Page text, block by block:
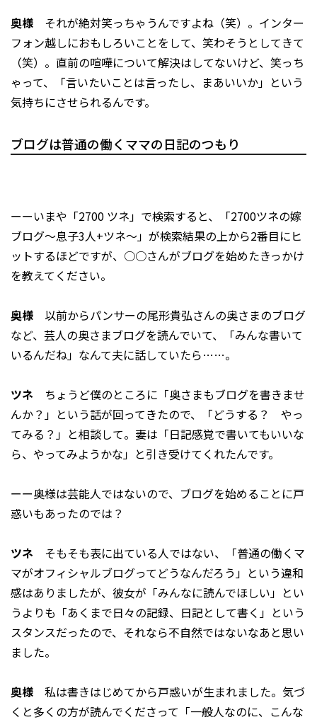
奥様 それが絶対笑っちゃうんですよね（笑）。インター
フォン越しにおもしろいことをして、笑わそうとしてきて
（笑）。直前の喧嘩について解決はしてないけど、笑っち
ゃって、「言いたいことは言ったし、まあいいか」という
気持ちにさせられるんです。
ブログは普通の働くママの日記のつもり
ーーいまや「2700 ツネ」で検索すると、「2700ツネの嫁
ブログ～息子3人+ツネ～」が検索結果の上から2番目にヒ
ットするほどですが、○○さんがブログを始めたきっかけ
を教えてください。
奥様 以前からパンサーの尾形貴弘さんの奥さまのブログ
など、芸人の奥さまブログを読んでいて、「みんな書いて
いるんだね」なんて夫に話していたら……。
ツネ ちょうど僕のところに「奥さまもブログを書きませ
んか？」という話が回ってきたので、「どうする？ やっ
てみる？」と相談して。妻は「日記感覚で書いてもいいな
ら、やってみようかな」と引き受けてくれたんです。
ーー奥様は芸能人ではないので、ブログを始めることに戸
惑いもあったのでは？
ツネ そもそも表に出ている人ではない、「普通の働くマ
マがオフィシャルブログってどうなんだろう」という違和
感はありましたが、彼女が「みんなに読んでほしい」とい
うよりも「あくまで日々の記録、日記として書く」という
スタンスだったので、それなら不自然ではないなあと思い
ました。
奥様 私は書きはじめてから戸惑いが生まれました。気づ
くと多くの方が読んでくださって「一般人なのに、こんな